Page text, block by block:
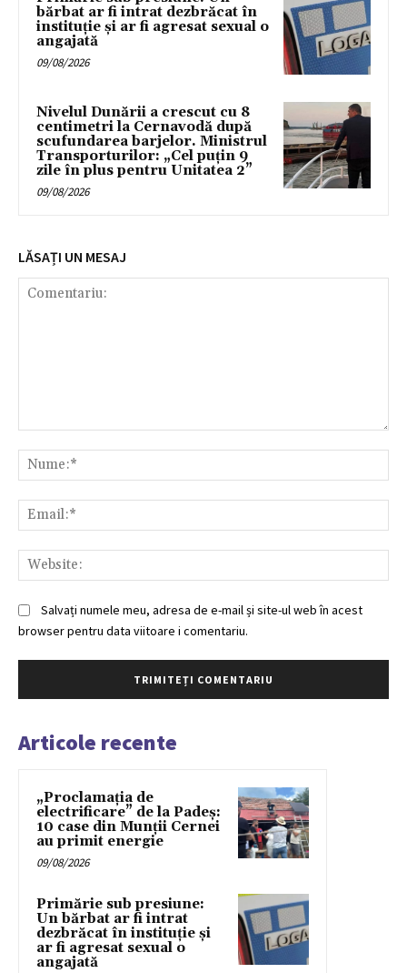
bărbat ar fi intrat dezbrăcat în
instituție și ar fi agresat sexual o
angajată
09/08/2026
Nivelul Dunării a crescut cu 8
centimetri la Cernavodă după
scufundarea barjelor. Ministrul
Transporturilor: „Cel puțin 9
zile în plus pentru Unitatea 2”
09/08/2026
LĂSAȚI UN MESAJ
Salvați numele meu, adresa de e-mail și site-ul web în acest
browser pentru data viitoare i comentariu.
Articole recente
„Proclamația de
electrificare” de la Padeș:
10 case din Munții Cernei
au primit energie
09/08/2026
Primărie sub presiune:
Un bărbat ar fi intrat
dezbrăcat în instituție și
ar fi agresat sexual o
angajată